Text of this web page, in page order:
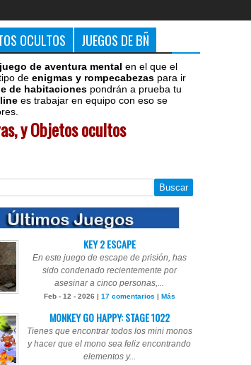
OCULTOS JUEGOS DE BÑ
juego de aventura mental en el que el
de enigmas y rompecabezas para ir
de habitaciones pondrán a prueba tu
es trabajar en equipo con eso se
y Objetos ocultos
KEY 2 ESCAPE
En este juego de escape de prisión, has
sido condenado recientemente por
asesinar a cinco personas,...
Feb - 12 - 2026 | 17 comentarios | Más
MONKEY GO HAPPY: STAGE 1022
Tienes que encontrar todos los mini monos
y hacer que el mono sea feliz encontrando
elementos y...